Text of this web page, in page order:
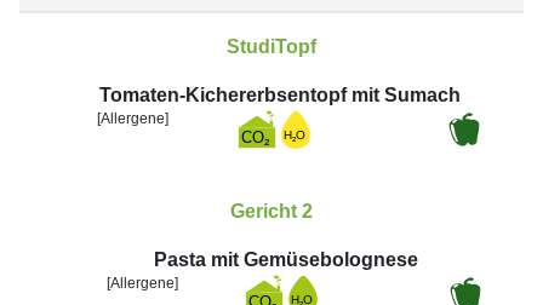
StudiTopf
Tomaten-Kichererbsentopf mit Sumach
[Allergene]
Gericht 2
Pasta mit Gemüsebolognese
[Allergene]